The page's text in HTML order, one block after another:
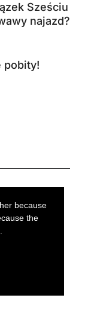
Sześciu
najazd?
pobity!